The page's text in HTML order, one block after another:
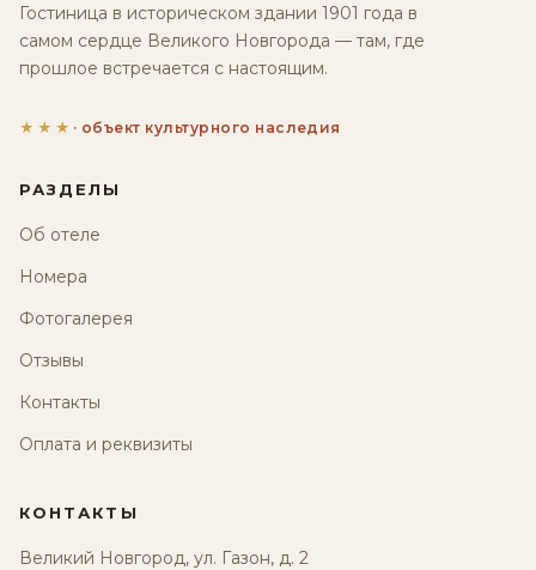
Гостиница в историческом здании 1901 года в
самом сердце Великого Новгорода — там, где
прошлое встречается с настоящим.
★★★ · объект культурного наследия
РАЗДЕЛЫ
Об отеле
Номера
Фотогалерея
Отзывы
Контакты
Оплата и реквизиты
КОНТАКТЫ
Великий Новгород, ул. Газон, д. 2